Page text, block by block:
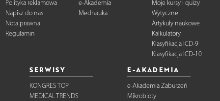
Polityka reklamowa
Napisz do nas
Nota prawna
Regulamin
e-Akademia
Mednauka
Moje kursy i quizy
Wytyczne
Artykuły naukowe
Kalkulatory
Klasyfikacja ICD-9
Klasyfikacja ICD-10
SERWISY
KONGRES TOP
MEDICAL TRENDS
E-AKADEMIA
e-Akademia Zaburzeń
Mikrobioty